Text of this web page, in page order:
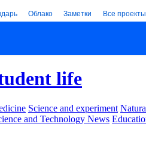
Облако Заметки Все проекты
life
Science and experiment
and Technology News